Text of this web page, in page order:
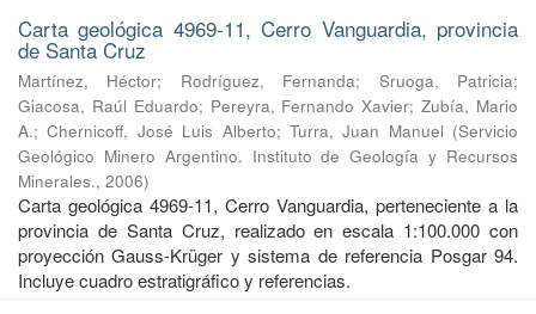
Carta geológica 4969-11, Cerro Vanguardia, provincia
de Santa Cruz
Martínez, Héctor; Rodríguez, Fernanda; Sruoga, Patricia;
Giacosa, Raúl Eduardo; Pereyra, Fernando Xavier;Zubía, Mario
A.;Chernicoff, José Luis Alberto; Turra, Juan Manuel (Servicio
Geológico Minero Argentino. Instituto de Geología y Recursos
Minerales., 2006)
Carta geológica 4969-11, Cerro Vanguardia, perteneciente a la
provincia de Santa Cruz, realizado en escala 1:100.000 con
proyección Gauss-Krüger y sistema de referencia Posgar 94.
Incluye cuadro estratigráfico y referencias.